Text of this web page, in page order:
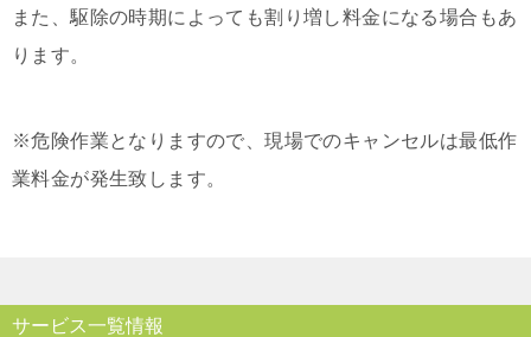
また、駆除の時期によっても割り増し料金になる場合もあ
ります。
※危険作業となりますので、現場でのキャンセルは最低作
業料金が発生致します。
サービス一覧情報